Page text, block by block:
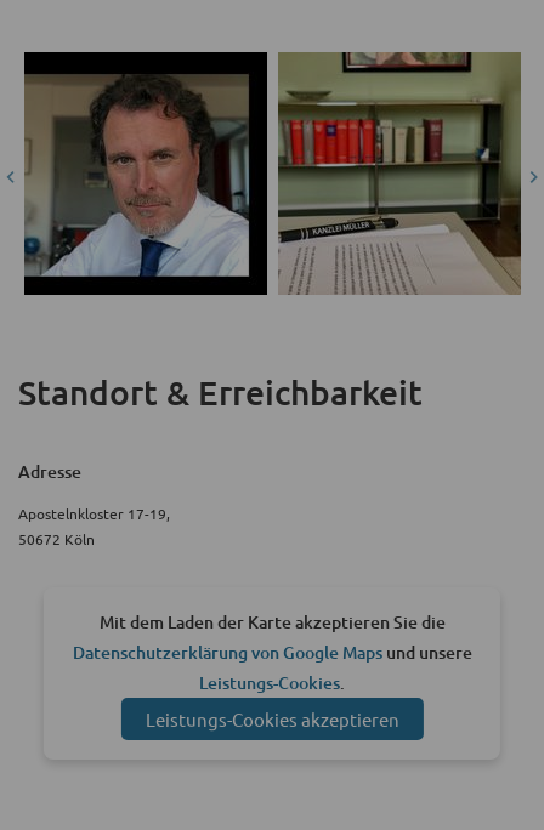
Standort & Erreichbarkeit
Adresse
Apostelnkloster 17-19,
50672 Köln
Mit dem Laden der Karte akzeptieren Sie die
Datenschutzerklärung von Google Mapsund unsere
Leistungs-Cookies
Leistungs-Cookies akzeptieren